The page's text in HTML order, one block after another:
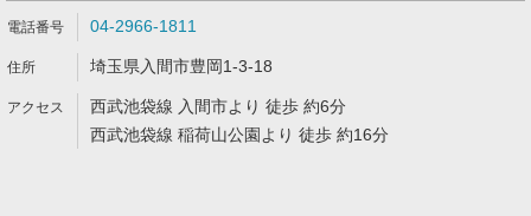
04-2966-1811
埼玉県入間市豊岡1-3-18
西武池袋線 入間市より 徒歩 約6分
西武池袋線 稲荷山公園より 徒歩 約16分